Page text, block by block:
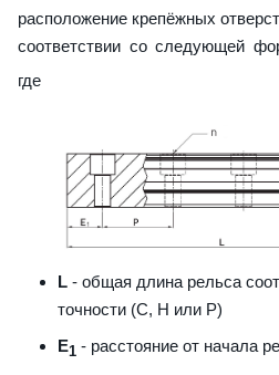
расположение крепёжных
соответствии со следующей
где
L - общая длина рельса
точности (С, H или Р)
E1 - расстояние от начала